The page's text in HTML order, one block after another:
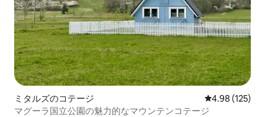
ミタルズのコテージ レビュー125
4.98 (125)
マグーラ国立公園の魅力的なマウンテンコテージ